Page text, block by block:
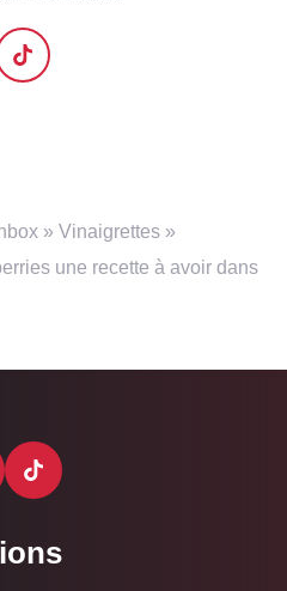
» Vinaigrettes »
une recette à avoir dans